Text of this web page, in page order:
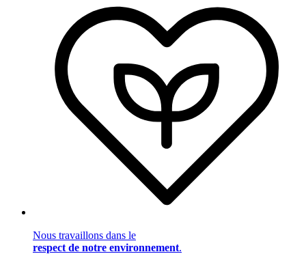
Nous travaillons dans le
respect de notre environnement.